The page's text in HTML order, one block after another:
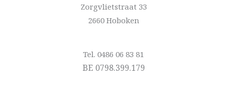
Zorgvlietstraat 33
2660 Hoboken
Tel. 0486 06 83 81
BE 0798.399.179